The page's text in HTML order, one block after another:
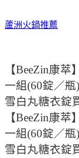
蘆洲火鍋推薦
【BeeZin康
一組(60錠／
雪白丸糖衣錠
【BeeZin康
一組(60錠／
雪白丸糖衣錠